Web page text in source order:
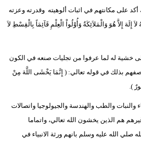
على مكانتهم في اثبات ألوهيته وقدرته وعزته
إِلاَّ هُوَ وَالْمَلاَئِكَةُ وَأُوْلُواْ الْعِلْمِ قَآئِمَاً بِالْقِسْطِ لاَ
خشية له لما عرفوا من تجليات صنعه في الكون
بذلك في قوله تعالي: ( إِنَّمَا يَخْشَى اللَّهَ مِنْ
).
والنبات والطب والهندسة والجيولوجيا واتصالات
هم الذين يخشون الله تعالي، واتماما
الله عليه وسلم بانهم ورثة الانبياء في